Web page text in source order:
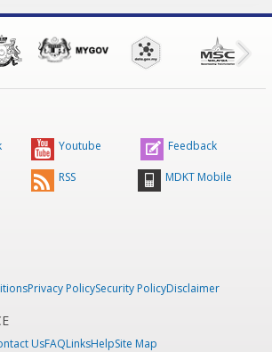
Youtube Feedback
RSS MDKT Mobile
Privacy PolicySecurity PolicyDisclaimer
UsFAQLinksHelpSite Map